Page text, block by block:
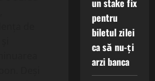
un stake fix
pentru
biletul zilei
ca să nu-ți
arzi banca